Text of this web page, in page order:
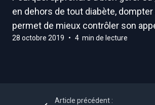
en dehors de tout diabète,
permet de mieux contrôler son
28 octobre 2019 • 4 min de lecture
Article précédent :